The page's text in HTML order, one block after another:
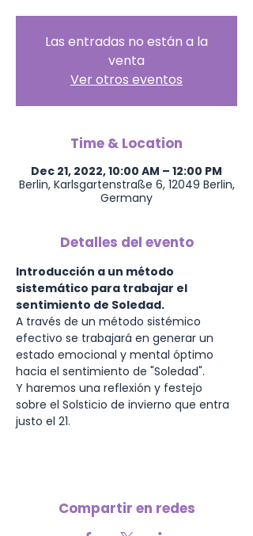
Las entradas no están a la
venta
Ver otros eventos
Time & Location
Dec 21, 2022, 10:00 AM – 12:00 PM
Berlin, Karlsgartenstraße 6, 12049 Berlin,
Germany
Detalles del evento
Introducción a un método
sistemático para trabajar el
sentimiento de Soledad.
A través de un método sistémico
efectivo se trabajará en generar un
estado emocional y mental óptimo
hacia el sentimiento de "Soledad".
Y haremos una reflexión y festejo
sobre el Solsticio de invierno que entra
justo el 21.
Compartir en redes